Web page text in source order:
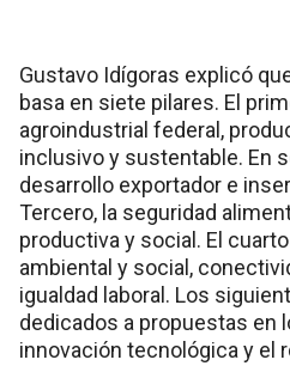
Gustavo Idígoras explicó
basa en siete pilares. El
agroindustrial federal,
inclusivo y sustentable. En
desarrollo exportador e
Tercero, la seguridad
productiva y social. El
ambiental y social,
igualdad laboral. Los
dedicados a propuestas en
innovación tecnológica y el